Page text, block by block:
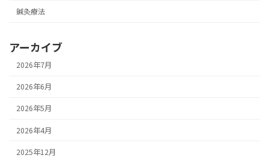
鍼灸療法
アーカイブ
2026年7月
2026年6月
2026年5月
2026年4月
2025年12月